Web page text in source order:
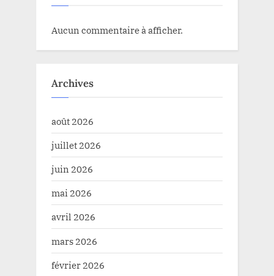
Aucun commentaire à afficher.
Archives
août 2026
juillet 2026
juin 2026
mai 2026
avril 2026
mars 2026
février 2026